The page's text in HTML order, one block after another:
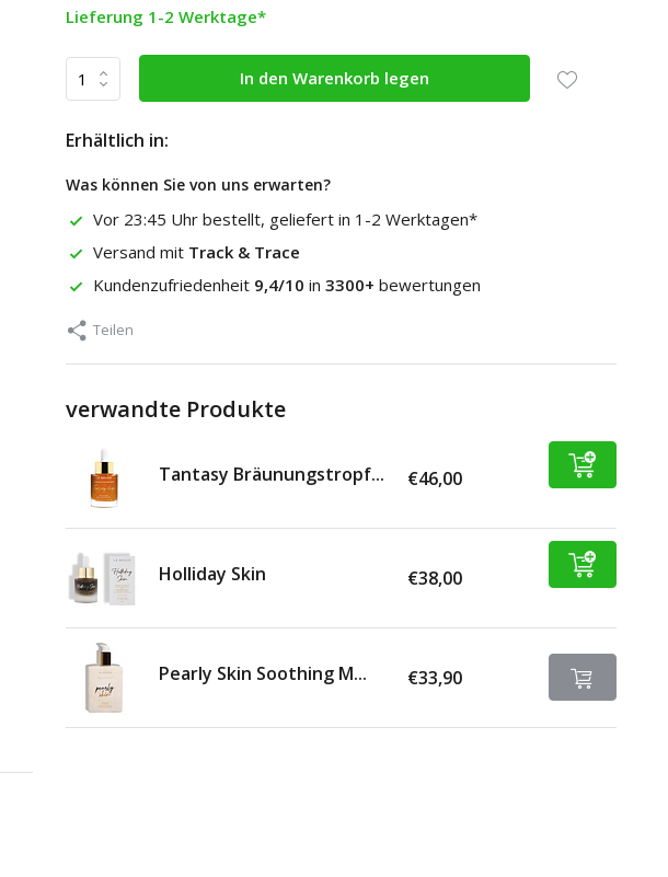
Lieferung 1-2 Werktage*
In den Warenkorb legen
Erhältlich in:
Was können Sie von uns erwarten?
Vor 23:45 Uhr bestellt, geliefert in 1-2 Werktagen*
Versand mit Track & Trace
Kundenzufriedenheit 9,4/10 in 3300+ bewertungen
Teilen
verwandte Produkte
Tantasy Bräunungstropf... €46,00
Holliday Skin €38,00
Pearly Skin Soothing M... €33,90